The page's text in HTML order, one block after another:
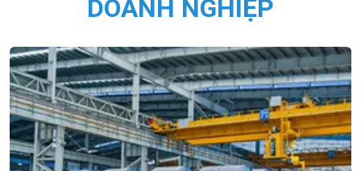
DOANH NGHIỆP